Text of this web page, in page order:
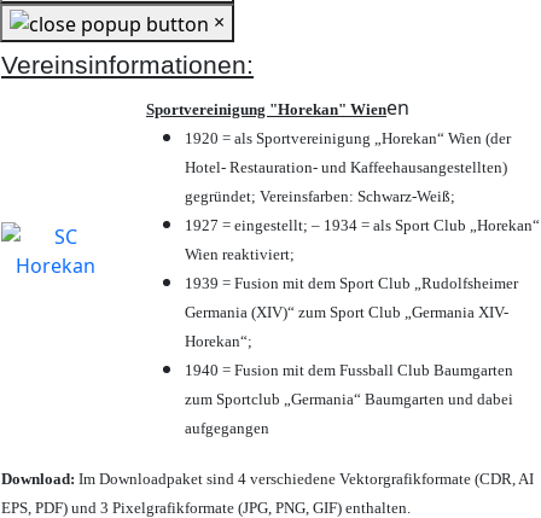
×
Vereinsinformationen:
Sportvereinigung "Horekan" Wienen
1920 = als Sportvereinigung „Horekan“ Wien (der
Hotel- Restauration- und Kaffeehausangestellten)
gegründet; Vereinsfarben: Schwarz-Weiß;
1927 = eingestellt; – 1934 = als Sport Club „Horekan“
Wien reaktiviert;
1939 = Fusion mit dem Sport Club „Rudolfsheimer
Germania (XIV)“ zum Sport Club „Germania XIV-
Horekan“;
1940 = Fusion mit dem Fussball Club Baumgarten
zum Sportclub „Germania“ Baumgarten und dabei
aufgegangen
Download: Im Downloadpaket sind 4 verschiedene Vektorgrafikformate (CDR, AI
EPS, PDF) und 3 Pixelgrafikformate (JPG, PNG, GIF) enthalten.